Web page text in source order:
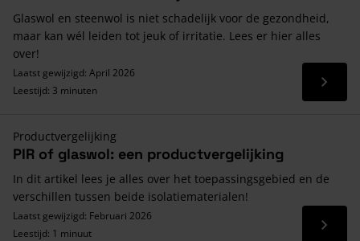
Glaswol en steenwol is niet schadelijk voor de gezondheid,
maar kan wél leiden tot jeuk of irritatie. Lees er hier alles
over!
Laatst gewijzigd: April 2026
Leestijd: 3 minuten
Lees
Productvergelijking
PIR of glaswol: een productvergelijking
In dit artikel lees je alles over het toepassingsgebied en de
verschillen tussen beide isolatiematerialen!
Laatst gewijzigd: Februari 2026
Leestijd: 1 minuut
Lees